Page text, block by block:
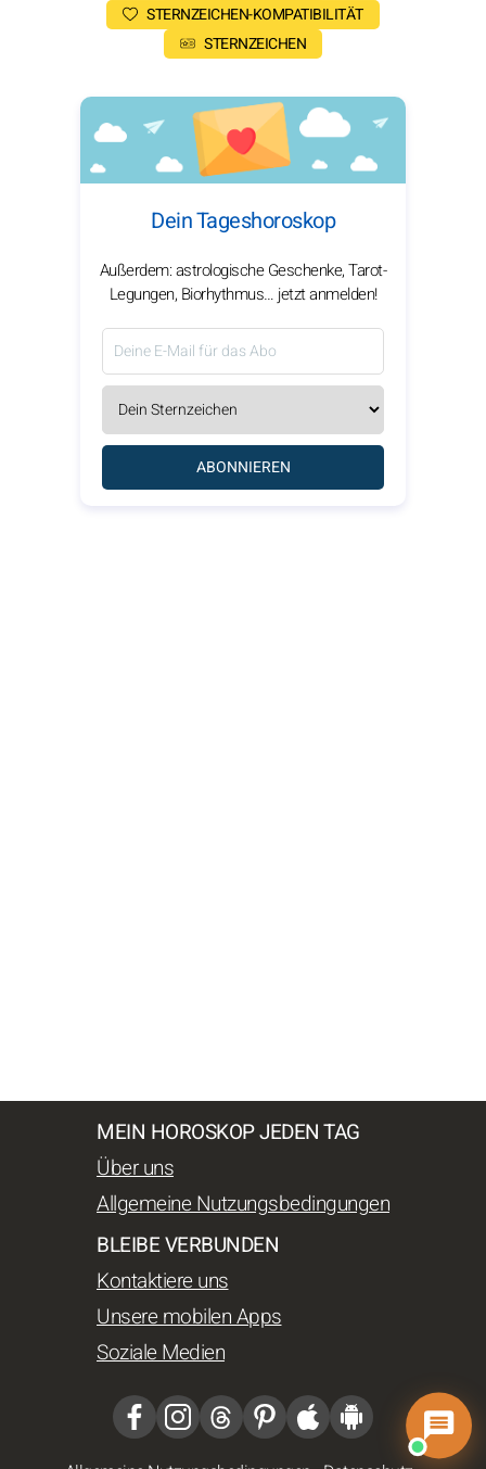
STERNZEICHEN-KOMPATIBILITÄT
STERNZEICHEN
Dein Tageshoroskop
Außerdem: astrologische Geschenke, Tarot-
Legungen, Biorhythmus… jetzt anmelden!
ABONNIEREN
MEIN HOROSKOP JEDEN TAG
Über uns
Allgemeine Nutzungsbedingungen
BLEIBE VERBUNDEN
Kontaktiere uns
Unsere mobilen Apps
Soziale Medien